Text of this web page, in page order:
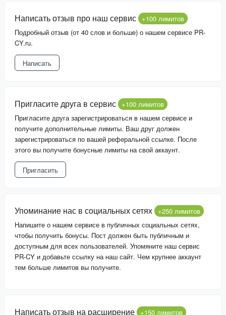
Написать отзыв про наш сервис
+100 лимитов
Подробный отзыв (от 40 слов и больше) о нашем сервисе PR-
CY.ru.
Написать
Пригласите друга в сервис
+100 лимитов
Пригласите друга зарегистрироваться в нашем сервисе и
получите дополнительные лимиты. Ваш друг должен
зарегистрироваться по вашей реферальной ссылке. После
этого вы получите бонусные лимиты на свой аккаунт.
Пригласить
Упоминание нас в социальных сетях
+250 лимитов
Напишите о нашем сервисе в публичных социальных сетях,
чтобы получить бонусы. Пост должен быть публичным и
доступным для всех пользователей. Упомяните наш сервис
PR-CY и добавьте ссылку на наш сайт. Чем крупнее аккаунт
тем больше лимитов вы получите.
Написать отзыв на расширение
+150 лимитов